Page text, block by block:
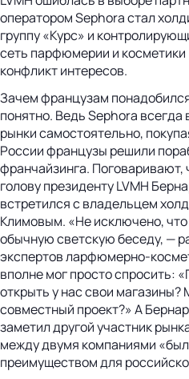
оператором Sephora стал
группу «Курс» и
сеть парфюмерии и косметики
конфликт интересов.
Зачем французам
понятно. Ведь Sephora
рынки самостоятельно,
России французы решили
франчайзинга. Поговаривают,
голову президенту LVMH
встретился с владельцем
Климовым. «Не исключено,
обычную светскую беседу, —
экспертов ларфюмерно-
вполне мог просто спросить:
открыть у нас свои
совместный проект?» А
заметил другой участник
между двумя компаниями
преимуществом для